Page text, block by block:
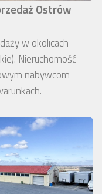
Ostrów
w okolicach
Nieruchomość
nabywcom